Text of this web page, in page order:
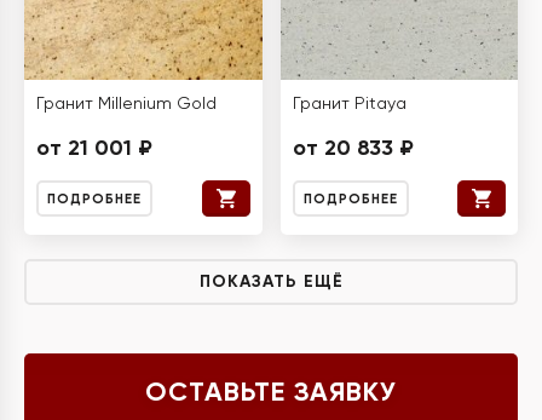
Гранит Millenium Gold
от 21 001 ₽
ПОДРОБНЕЕ
Гранит Pitaya
от 20 833 ₽
ПОДРОБНЕЕ
ПОКАЗАТЬ ЕЩЁ
ОСТАВЬТЕ ЗАЯВКУ